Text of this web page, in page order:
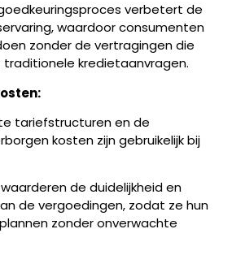
verbetert de
waardoor consumenten
zonder de vertragingen die
kredietaanvragen.
tariefstructuren en de
kosten zijn gebruikelijk bij
de duidelijkheid en
de vergoedingen, zodat ze hun
zonder onverwachte